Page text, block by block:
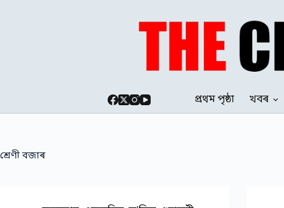
প্ৰথম পৃষ্ঠা খবৰ
শ্ৰেণীবজাৰ